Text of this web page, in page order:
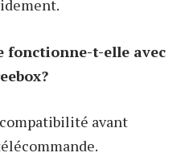
fonctionne-t-elle avec
avant